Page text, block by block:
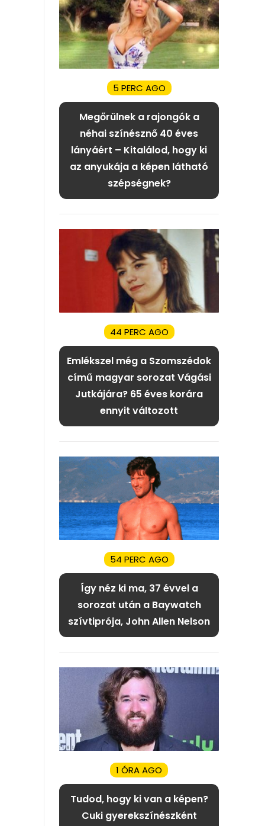
5 PERC AGO
Megőrülnek a rajongók a
néhai színésznő 40 éves
lányáért – Kitalálod, hogy ki
az anyukája a képen látható
szépségnek?
44 PERC AGO
Emlékszel még a Szomszédok
című magyar sorozat Vágási
Jutkájára? 65 éves korára
ennyit változott
54 PERC AGO
Így néz ki ma, 37 évvel a
sorozat után a Baywatch
szívtiprója, John Allen Nelson
1 ÓRA AGO
Tudod, hogy ki van a képen?
Cuki gyerekszínészként